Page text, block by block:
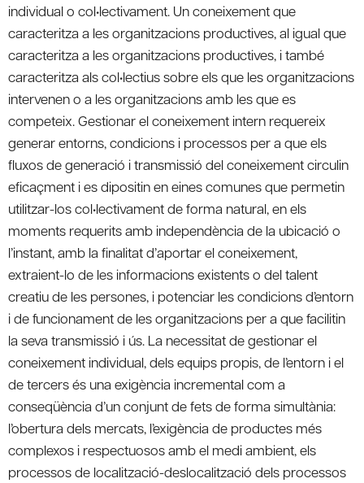
individual o col•lectivament. Un coneixement que
caracteritza a les organitzacions productives, al igual que
caracteritza a les organitzacions productives, i també
caracteritza als col•lectius sobre els que les organitzacions
intervenen o a les organitzacions amb les que es
competeix. Gestionar el coneixement intern requereix
generar entorns, condicions i processos per a que els
fluxos de generació i transmissió del coneixement circulin
eficaçment i es dipositin en eines comunes que permetin
utilitzar-los col•lectivament de forma natural, en els
moments requerits amb independència de la ubicació o
l’instant, amb la finalitat d’aportar el coneixement,
extraient-lo de les informacions existents o del talent
creatiu de les persones, i potenciar les condicions d’entorn
i de funcionament de les organitzacions per a que facilitin
la seva transmissió i ús. La necessitat de gestionar el
coneixement individual, dels equips propis, de l’entorn i el
de tercers és una exigència incremental com a
conseqüència d’un conjunt de fets de forma simultània:
l’obertura dels mercats, l’exigència de productes més
complexos i respectuosos amb el medi ambient, els
processos de localització-deslocalització dels processos